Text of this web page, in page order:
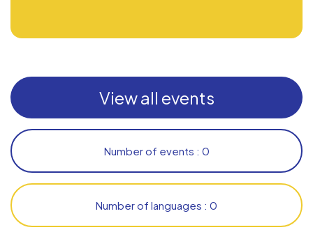
View all events
Number of events : 0
Number of languages : 0